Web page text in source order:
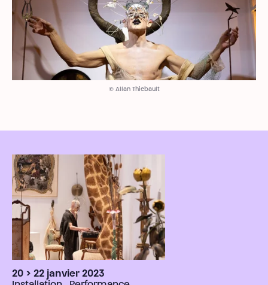
© Allan Thiebault
20 > 22 janvier 2023